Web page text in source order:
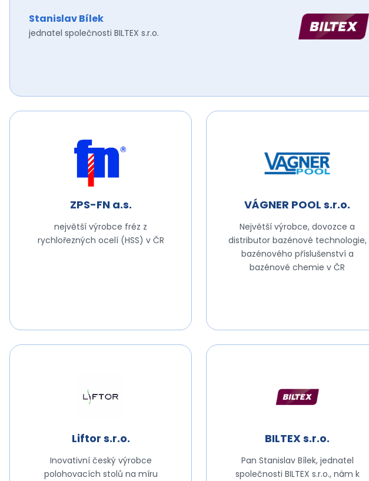
Stanislav Bílek
jednatel společnosti BILTEX s.r.o.
ZPS-FN a.s.
největší výrobce fréz z
rychlořezných ocelí (HSS) v ČR
VÁGNER POOL s.r.o.
Největší výrobce, dovozce a
distributor bazénové technologie,
bazénového příslušenství a
bazénové chemie v ČR
Liftor s.r.o.
Inovativní český výrobce
polohovacích stolů na míru
BILTEX s.r.o.
Pan Stanislav Bílek, jednatel
společnosti BILTEX s.r.o., nám k